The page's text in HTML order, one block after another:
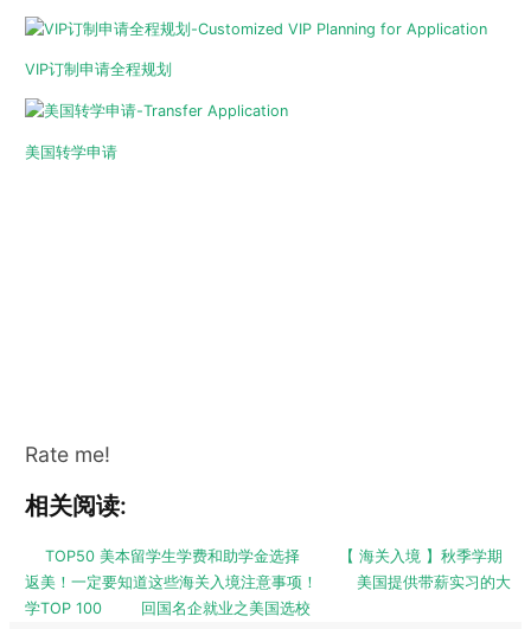
VIP订制申请全程规划
美国转学申请
Rate me!
相关阅读:
TOP50 美本留学生学费和助学金选择
【 海关入境 】秋季学期
返美！一定要知道这些海关入境注意事项！
美国提供带薪实习的大
学TOP 100
回国名企就业之美国选校